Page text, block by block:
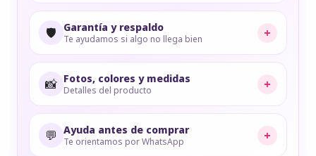
🛡️ Garantía y respaldo
Te ayudamos si algo no llega bien +
📸 Fotos, colores y medidas
Detalles del producto +
💬 Ayuda antes de comprar
Te orientamos por WhatsApp +